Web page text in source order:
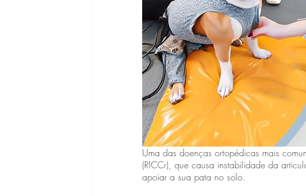
Uma das doenças ortopédicas mais
(RlCCr), que causa instabilidade da
apoiar a sua pata no solo.